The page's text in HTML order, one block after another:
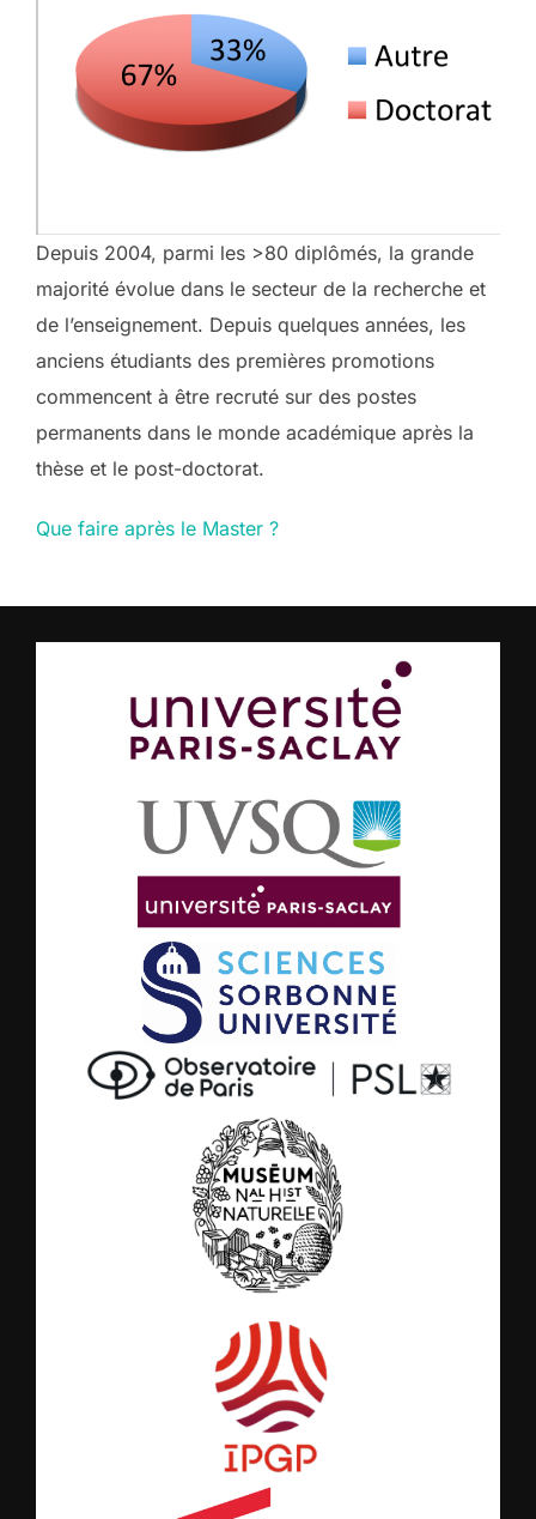
Depuis 2004, parmi les >80 diplômés, la grande
majorité évolue dans le secteur de la recherche et
de l’enseignement. Depuis quelques années, les
anciens étudiants des premières promotions
commencent à être recruté sur des postes
permanents dans le monde académique après la
thèse et le post-doctorat.
Que faire après le Master ?